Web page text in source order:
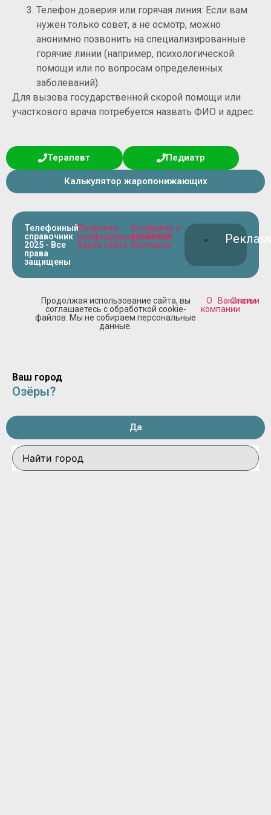
Телефон доверия или горячая линия: Если вам
нужен только совет, а не осмотр, можно
анонимно позвонить на специализированные
горячие линии (например, психологической
помощи или по вопросам определенных
заболеваний).
Для вызова государственной скорой помощи или
участкового врача потребуется назвать ФИО и адрес.
Терапевт Педиатр
Калькулятор жаропонижающих
Телефонный
справочник
2025 - Все
права
защищены
Политика
конфиденциальности
Карта сайта
Сообщить о
проблеме
Контакты
Продолжая использование сайта, вы
соглашаетесь с обработкой cookie-
файлов. Мы не собираем персональные
данные.
О
компании
Вакансии
Статьи
Ваш город
Озёры?
Да